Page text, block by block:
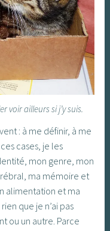
voir ailleurs si j’y suis.
: à me définir, à me
cases, je les
mon genre, mon
ma mémoire et
alimentation et ma
que je n’ai pas
ou un autre. Parce